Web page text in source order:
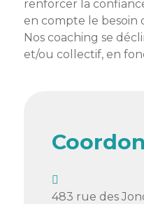
au
féminin
sportif
inter-
Semaine
Industrie
Proposer
une
offre
privilège
renforcer la
en compte le besoin
Nos coaching se
et/ou collectif, en
483 rue des